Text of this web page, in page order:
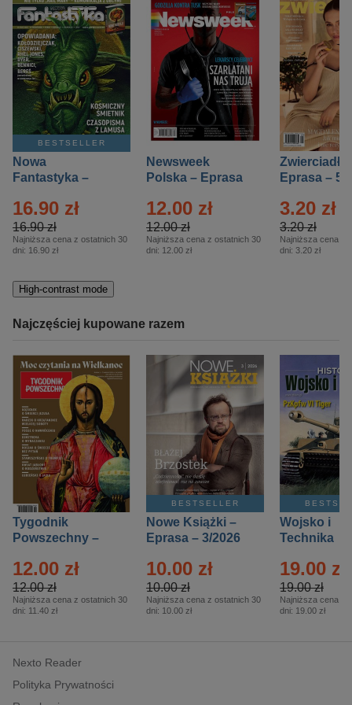
BESTSELLER
Nowa
Fantastyka –
16.90 zł
16.90 zł
Najniższa cena z ostatnich 30
dni: 16.90 zł
Newsweek
Polska – Eprasa
12.00 zł
12.00 zł
Najniższa cena z ostatnich 30
dni: 12.00 zł
Zwierciadło
Eprasa – 5/
3.20 zł
3.20 zł
Najniższa cena z
dni: 3.20 zł
High-contrast mode
Najczęściej kupowane razem
Tygodnik
Powszechny –
12.00 zł
12.00 zł
Najniższa cena z ostatnich 30
dni: 11.40 zł
BESTSELLER
Nowe Książki –
Eprasa – 3/2026
10.00 zł
10.00 zł
Najniższa cena z ostatnich 30
dni: 10.00 zł
Wojsko i
Technika
– 2/2026
19.00 zł
19.00 zł
Najniższa cena z
dni: 19.00 zł
Nexto Reader
Polityka Prywatności